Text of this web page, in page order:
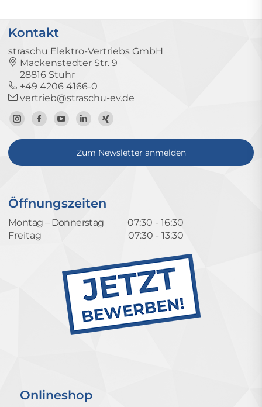
Kontakt
straschu Elektro-Vertriebs GmbH
Mackenstedter Str. 9
28816 Stuhr
+49 4206 4166-0
vertrieb@straschu-ev.de
Zum
Instagram-
Zur
Facebook-
Zum
YouTube-
Kanal
Zum
LinkedIn-
Profil
Zum
Xing-
Profil
Zum Newsletter anmelden
Öffnungszeiten
Montag – Donnerstag
07:30 - 16:30
Freitag
07:30 - 13:30
Onlineshop